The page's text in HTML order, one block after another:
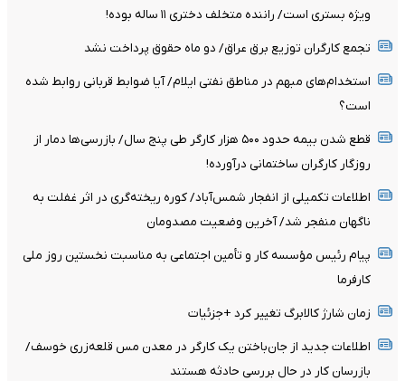
ویژه بستری است/ راننده متخلف دختری ۱۱ ساله بوده!
تجمع کارگران توزیع برق عراق/ دو ماه حقوق پرداخت نشد
استخدام‌های مبهم در مناطق نفتی ایلام/ آیا ضوابط قربانی روابط شده
است؟
قطع شدن بیمه حدود ۵۰۰ هزار کارگر طی پنج سال/ بازرسی‌ها دمار از
روزگار کارگران ساختمانی درآورده!
اطلاعات تکمیلی از انفجار شمس‌آباد/ کوره ریخته‌گری در اثر غفلت به
ناگهان منفجر شد/ آخرین وضعیت مصدومان
پیام رئیس مؤسسه کار و تأمین اجتماعی به مناسبت نخستین روز ملی
کارفرما
زمان شارژ کالابرگ تغییر کرد +جزئیات
اطلاعات جدید از جان‌باختن یک کارگر در معدن مس قلعه‌زری خوسف/
بازرسان کار در حال بررسی حادثه هستند